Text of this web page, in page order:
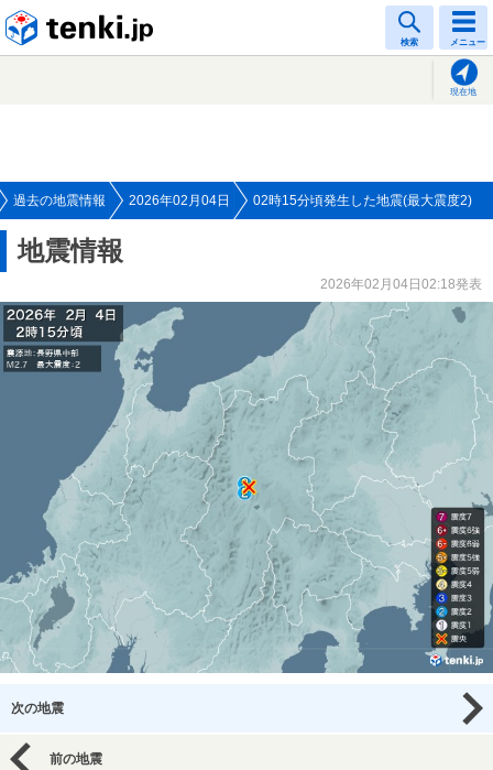
検索 メニュー
現在地
過去の地震情報 2026年02月04日 02時15分頃発生した地震(最大震度2)
地震情報
2026年02月04日02:18発表
次の地震
前の地震